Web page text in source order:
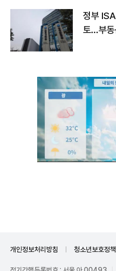
정부
토…부동
개인정보처리방침 청소년보호정책